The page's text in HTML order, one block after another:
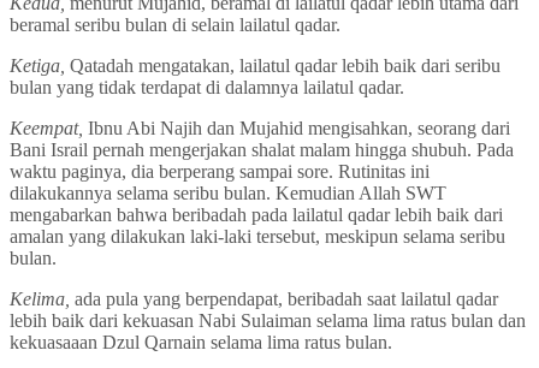
beramal seribu bulan di selain lailatul qadar.
Ketiga, Qatadah mengatakan, lailatul qadar lebih baik dari seribu
bulan yang tidak terdapat di dalamnya lailatul qadar.
Keempat, Ibnu Abi Najih dan Mujahid mengisahkan, seorang dari
Bani Israil pernah mengerjakan shalat malam hingga shubuh. Pada
waktu paginya, dia berperang sampai sore. Rutinitas ini
dilakukannya selama seribu bulan. Kemudian Allah SWT
mengabarkan bahwa beribadah pada lailatul qadar lebih baik dari
amalan yang dilakukan laki-laki tersebut, meskipun selama seribu
bulan.
Kelima, ada pula yang berpendapat, beribadah saat lailatul qadar
lebih baik dari kekuasan Nabi Sulaiman selama lima ratus bulan dan
kekuasaaan Dzul Qarnain selama lima ratus bulan.